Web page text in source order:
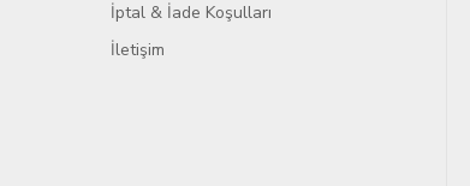
İptal & İade Koşulları
İletişim